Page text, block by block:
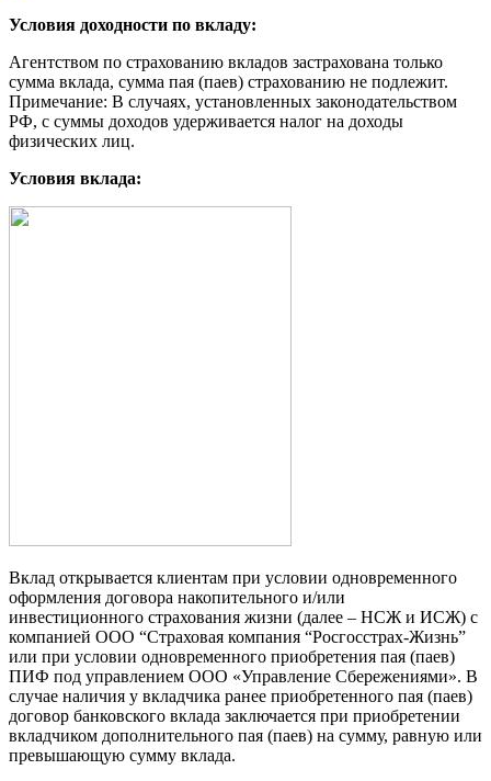
Условия доходности по вкладу:
Агентством по страхованию вкладов застрахована только
сумма вклада, сумма пая (паев) страхованию не подлежит.
Примечание: В случаях, установленных законодательством
РФ, с суммы доходов удерживается налог на доходы
физических лиц.
Условия вклада:
Вклад открывается клиентам при условии одновременного
оформления договора накопительного и/или
инвестиционного страхования жизни (далее – НСЖ и ИСЖ) с
компанией ООО “Страховая компания “Росгосстрах-Жизнь”
или при условии одновременного приобретения пая (паев)
ПИФ под управлением ООО «Управление Сбережениями». В
случае наличия у вкладчика ранее приобретенного пая (паев)
договор банковского вклада заключается при приобретении
вкладчиком дополнительного пая (паев) на сумму, равную или
превышающую сумму вклада.